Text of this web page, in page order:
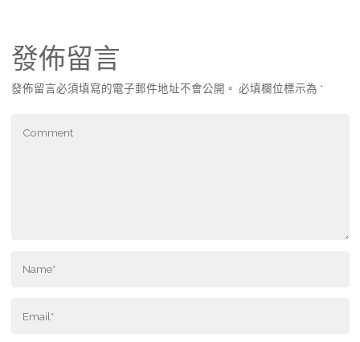
發佈留言
發佈留言必須填寫的電子郵件地址不會公開。 必填欄位標示為 *